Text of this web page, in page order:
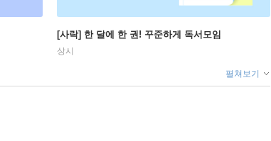
[사락] 한 달에 한 권! 꾸준하게 독서모임
상시
펼쳐보기